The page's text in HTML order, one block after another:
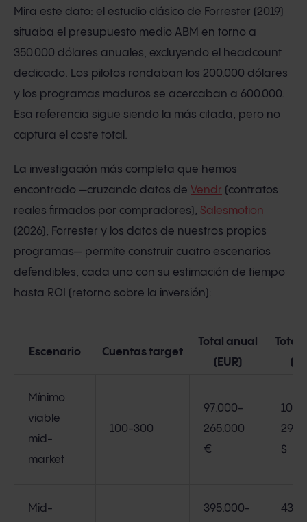
Mira este dato: el estudio clásico de Forrester (2019)
situaba el presupuesto medio ABM en torno a
350.000 dólares anuales, excluyendo el headcount
dedicado. Los pilotos rondaban los 200.000 dólares
y los programas maduros se acercaban a 600.000.
Esa referencia sigue siendo la más citada, pero no
captura el coste total.
La investigación más completa que hemos
encontrado —cruzando datos de Vendr (contratos
reales firmados por compradores), Salesmotion
(2026), Forrester y los datos de nuestros propios
programas— permite construir cuatro escenarios
defendibles, cada uno con su estimación de tiempo
hasta ROI (retorno sobre la inversión):
Escenario Cuentas target
Total anual
(EUR)
Total
Mínimo
viable
mid-
market
100-300
97.000-
265.000
€
$
Mid-
395.000-